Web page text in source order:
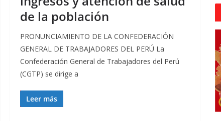
de la población
PRONUNCIAMIENTO DE LA CONFEDERACIÓN
GENERAL DE TRABAJADORES DEL PERÚ La
Confederación General de Trabajadores del Perú
(CGTP) se dirige a
Leer más